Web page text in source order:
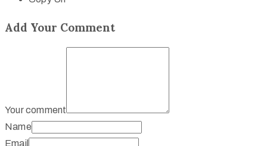
Add Your Comment
Your comment
Name
Email